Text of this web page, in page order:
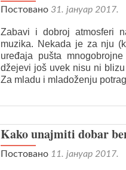
da
o
angažovanju
benda
za
svadbe
Постовано 31. јануар 2017.
Zabavi i dobroj atmosferi
muzika. Nekada je za nju
uređaja pušta
džejevi još uvek nisu ni
Za mladu i mladoženju
Kako unajmiti dobar
Постовано 11. јануар 2017.